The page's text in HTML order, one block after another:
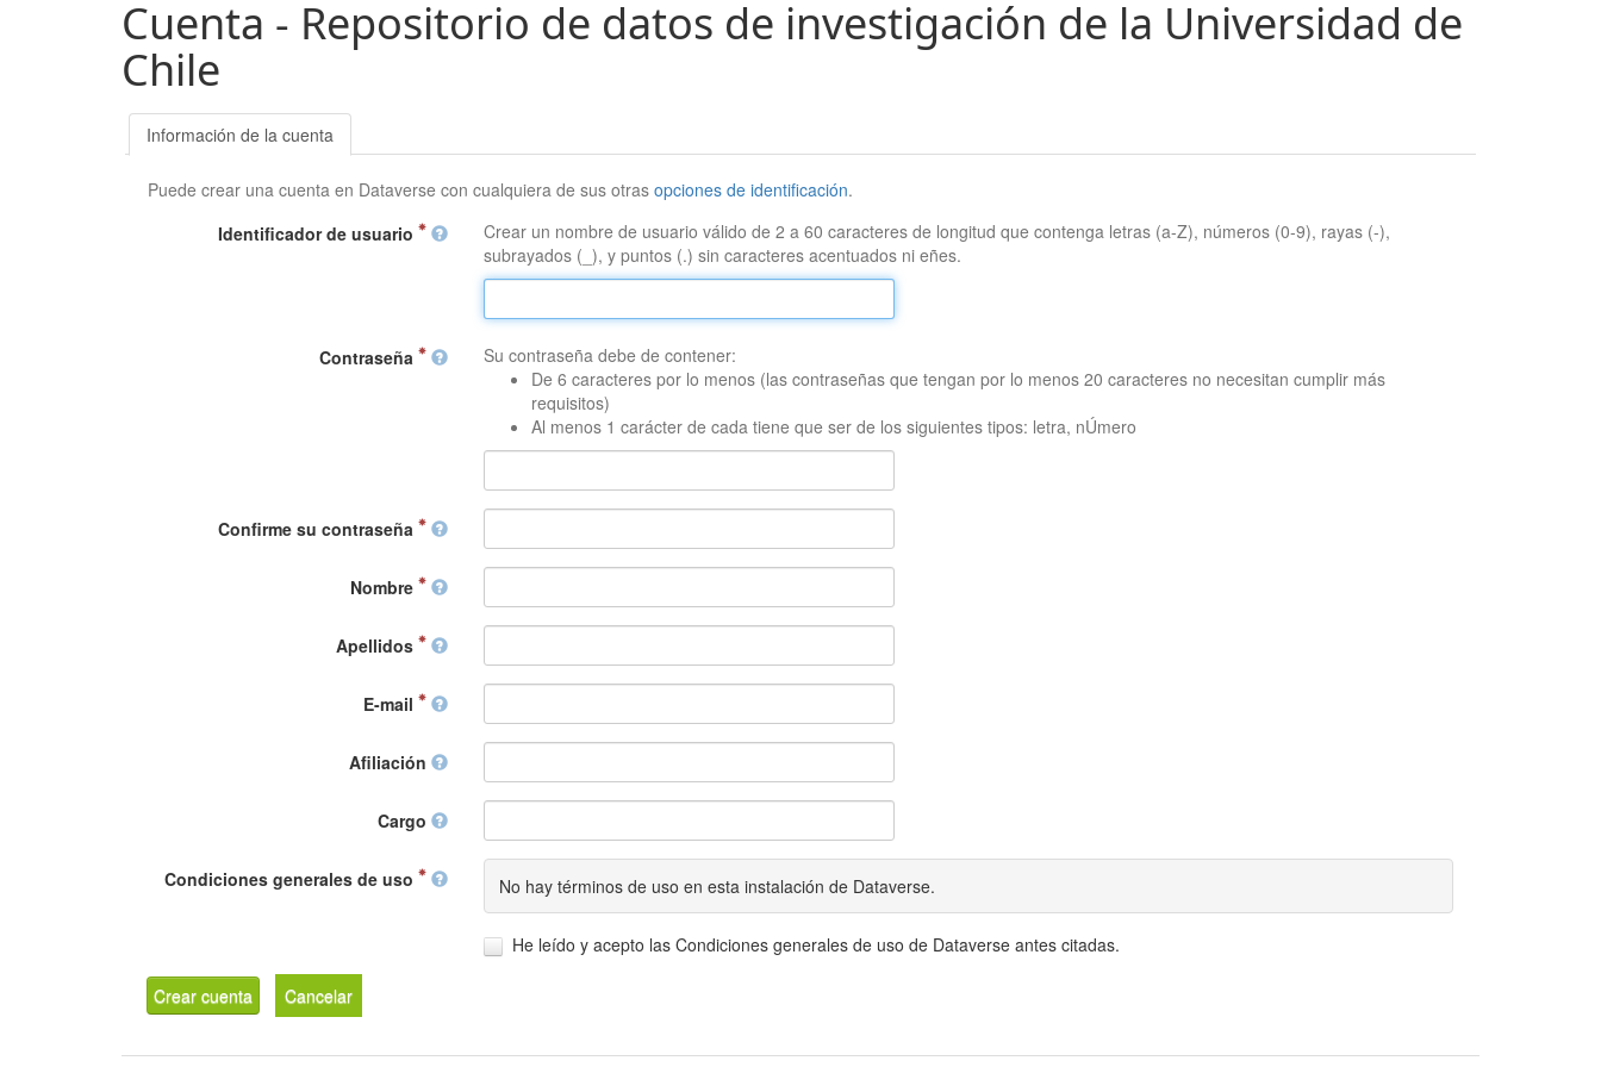
Cuenta - Repositorio de datos de investigación de la Universidad de
Chile
Información de la cuenta
Puede crear una cuenta en Dataverse con cualquiera de sus otrasopciones de identificación.
Identificador de usuario
Crear un nombre de usuario válido de 2 a 60 caracteres de longitud que contenga letras (a-Z), números (0-9), rayas (-),
subrayados (_), y puntos (.) sin caracteres acentuados ni eñes.
Contraseña
Su contraseña debe de contener:
De 6 caracteres por lo menos (las contraseñas que tengan por lo menos 20 caracteres no necesitan cumplir más
requisitos)
Al menos 1 carácter de cada tiene que ser de los siguientes tipos: letra, nÚmero
Confirme su contraseña
Nombre
Apellidos
E-mail
Afiliación
Cargo
Condiciones generales de uso No hay términos de uso en esta instalación de Dataverse.
He leído y acepto las Condiciones generales de uso de Dataverse antes citadas.
Crear cuenta Cancelar